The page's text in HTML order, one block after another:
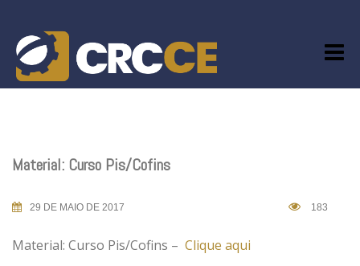
content
Material: Curso Pis/Cofins
29 DE MAIO DE 2017 183
Material: Curso Pis/Cofins – Clique aqui